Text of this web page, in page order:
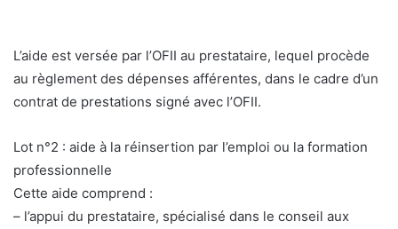
L’aide est versée par l’OFII au prestataire, lequel procède
au règlement des dépenses afférentes, dans le cadre d’un
contrat de prestations signé avec l’OFII.
Lot n°2 : aide à la réinsertion par l’emploi ou la formation
professionnelle
Cette aide comprend :
– l’appui du prestataire, spécialisé dans le conseil aux